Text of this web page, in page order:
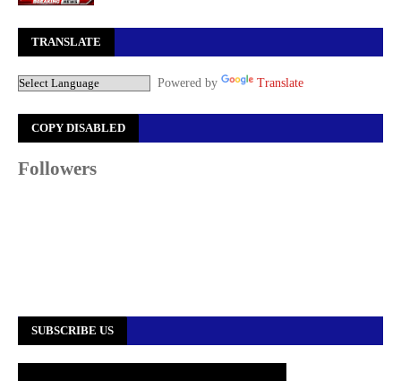
TRANSLATE
Powered by Translate
COPY DISABLED
Followers
SUBSCRIBE US